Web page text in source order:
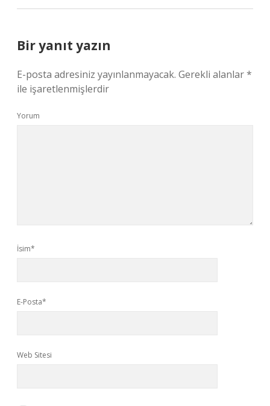
Bir yanıt yazın
E-posta adresiniz yayınlanmayacak. Gerekli alanlar*
ile işaretlenmişlerdir
Yorum
İsim*
E-Posta*
Web Sitesi